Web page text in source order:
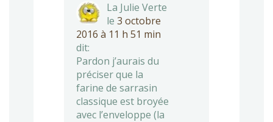
La Julie Verte
le 3 octobre
2016 à 11 h 51 min
dit:
Pardon j’aurais du
préciser que la
farine de sarrasin
classique est broyée
avec l’enveloppe (la